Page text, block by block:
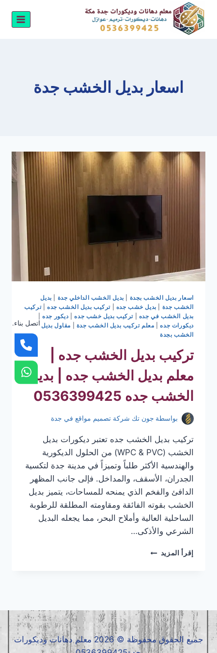
التجاوز
المحتوى
اسعار بديل الخشب جدة
اسعار بديل الخشب بجدة بديل الخشب الداخلي جدة
بديل
الخشب جدة
بديل خشب جده |تركيب بديل الخشب جده |تركيب
بديل الخشب في جده
تركيب بديل خشب جده| ديكور جده|
ديكورات جده| معلم تركيب بديل الخشب جدة
مقاول بديل
الخشب بجدة
تركيب بديل الخشب جده |
معلم بديل الخشب جده | بديل
الخشب جده 0536399425
بواسطة جون تك شركة تصميم مواقع في جدة
تركيب بديل الخشب جده تعتبر ديكورات بديل
الخشب (WPC & PVC) من الحلول الديكورية
والهندسية الأكثر طلباً وتميزاً في مدينة جدة لتكسية
الجدران، الأسقف، والمداخل. فإلى جانب المظهر
الدافئ والفخم الذي يمنحه للمساحات، يتميز بديل
الخشب بقوته الفائقة ومقاومته المطلقة للرطوبة
الساحلية العالية وأملاح البحر، مما يجعله البديل
الشرعي والأذكى…
إقرأ المزيد تركيب
بديل
الخشب
جده
|
جميع الحقوق محفوظة © 2026 معلم دهانات وديكورات
اتصل بناء.